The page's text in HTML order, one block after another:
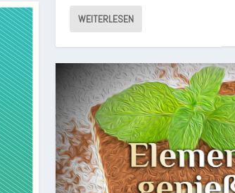
WEITERLESEN